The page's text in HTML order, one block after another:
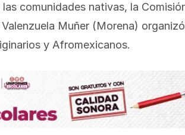
comunidades nativas, la
Muñer (Morena) organizó
y Afromexicanos.